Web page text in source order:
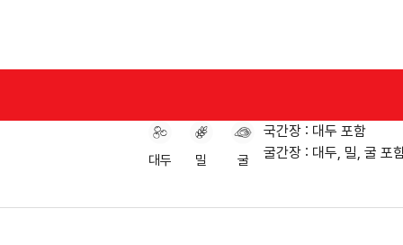
대두 밀 굴
국간장 : 대두 포함
굴간장 : 대두, 밀, 굴 포